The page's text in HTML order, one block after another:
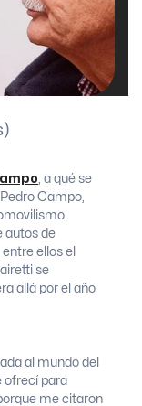
, a qué se
Campo,
autos de
ellos el
se
allá por el año
al mundo del
ofrecí para
me citaron